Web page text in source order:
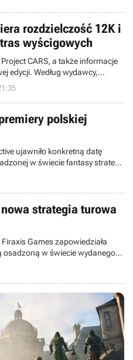
rozdzielczość 12K i
wyścigowych
CARS, a także informacje
edycji. Według wydawcy,
kierownicami i
rozdzielczości 12K. Debiut
tego roku.
polskiej
ujawniło konkretną datę
w świecie fantasy strategii
za pośrednictwem Kickstartera
19 marca.
strategia turowa
Games zapowiedziała
w świecie wydanego
będzie zespół
a więc projektanta